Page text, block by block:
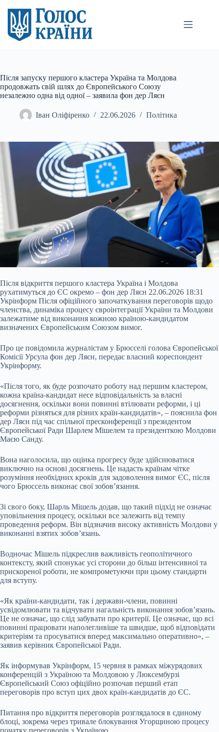
вмісту
Після запуску першого кластера Україна та Молдова
продовжать свій шлях до Європейського Союзу
незалежно одна від одної – заявила фон дер Ляєн
Іван Оліфіренко 22.06.2026 Політика
Після відкриття першого кластера Україна і Молдова
рухатимуться до ЄС окремо – фон дер Ляєн 22.06.2026 18:31
Укрінформ Після офіційного започаткування переговорів щодо
членства, динаміка процесу євроінтеграції України та Молдови
залежатиме від виконання кожною країною-кандидатом
визначених Європейським Союзом вимог.
Про це повідомила журналістам у Брюсселі голова Європейської
Комісії Урсула фон дер Ляєн, передає власний кореспондент
Укрінформу.
«Після того, як буде розпочато роботу над першим кластером,
кожна країна-кандидат несе відповідальність за власні
досягнення, оскільки вони повинні втілювати реформи, і ці
реформи різняться для різних країн-кандидатів», – пояснила фон
дер Ляєн під час спільної пресконференції з президентом
Європейської Ради Шарлем Мішелем та президенткою Молдови
Маєю Санду.
Вона наголосила, що оцінка прогресу буде здійснюватися
виключно на основі досягнень. Це надасть країнам чітке
розуміння необхідних кроків для задоволення вимог ЄС, після
чого Брюссель виконає свої зобов’язання.
Зі свого боку, Шарль Мішель додав, що такий підхід не означає
уповільнення процесу, оскільки все залежить від темпу
проведення реформ. Він відзначив високу активність Молдови у
виконанні взятих зобов’язань.
Водночас Мішель підкреслив важливість геополітичного
контексту, який спонукає усі сторони до більш інтенсивної та
прискореної роботи, не компрометуючи при цьому стандарти
для вступу.
«Як країни-кандидати, так і держави-члени, повинні
усвідомлювати та відчувати нагальність виконання зобов’язань.
Це не означає, що слід забувати про критерії. Це означає, що всі
повинні працювати наполегливіше та швидше, щоб відповідати
критеріям та просуватися вперед максимально оперативно», –
заявив керівник Європейської Ради.
Як інформував Укрінформ, 15 червня в рамках міжурядових
конференцій з Україною та Молдовою у Люксембурзі
Європейський Союз офіційно розпочав перший етап
переговорів про вступ цих двох країн-кандидатів до ЄС.
Питання про відкриття переговорів розглядалося в єдиному
блоці, зокрема через тривале блокування Угорщиною процесу
початку переговорів з Україною.